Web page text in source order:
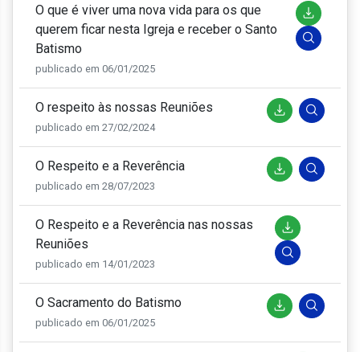
O que é viver uma nova vida para os que
querem ficar nesta Igreja e receber o Santo
Batismo
publicado em 06/01/2025
O respeito às nossas Reuniões
publicado em 27/02/2024
O Respeito e a Reverência
publicado em 28/07/2023
O Respeito e a Reverência nas nossas
Reuniões
publicado em 14/01/2023
O Sacramento do Batismo
publicado em 06/01/2025